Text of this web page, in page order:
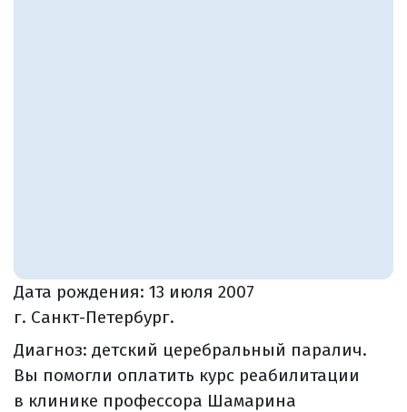
Дата рождения: 13 июля 2007
г. Санкт-Петербург.
Диагноз: детский церебральный паралич.
Вы помогли оплатить курс реабилитации
в клинике профессора Шамарина